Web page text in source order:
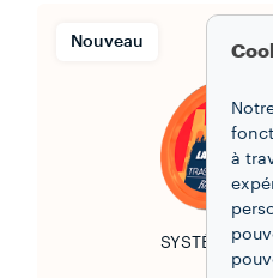
Nouveau
SYSTÈME
à